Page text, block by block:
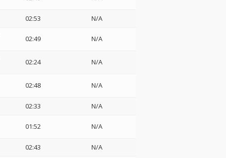
02:53 N/A
02:49 N/A
02:24 N/A
02:48 N/A
02:33 N/A
01:52 N/A
02:43 N/A